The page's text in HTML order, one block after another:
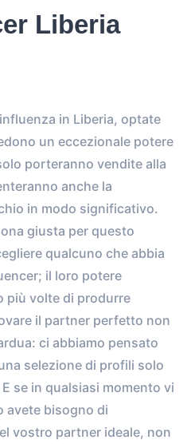
Liberia
in Liberia, optate
un eccezionale potere
porteranno vendite alla
anche la
in modo significativo.
giusta per questo
qualcuno che abbia
il loro potere
più volte di produrre
il partner perfetto non
ci abbiamo pensato
selezione di profili solo
se in qualsiasi momento vi
avete bisogno di
vostro partner ideale, non